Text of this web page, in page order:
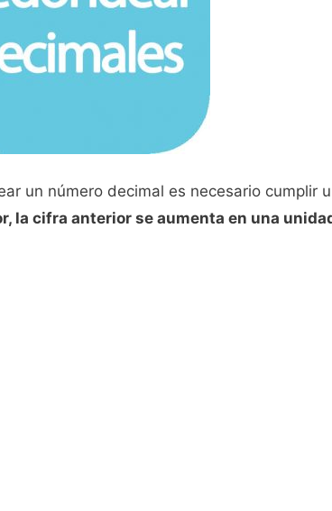
un número decimal es necesario cumplir
la cifra anterior se aumenta en una